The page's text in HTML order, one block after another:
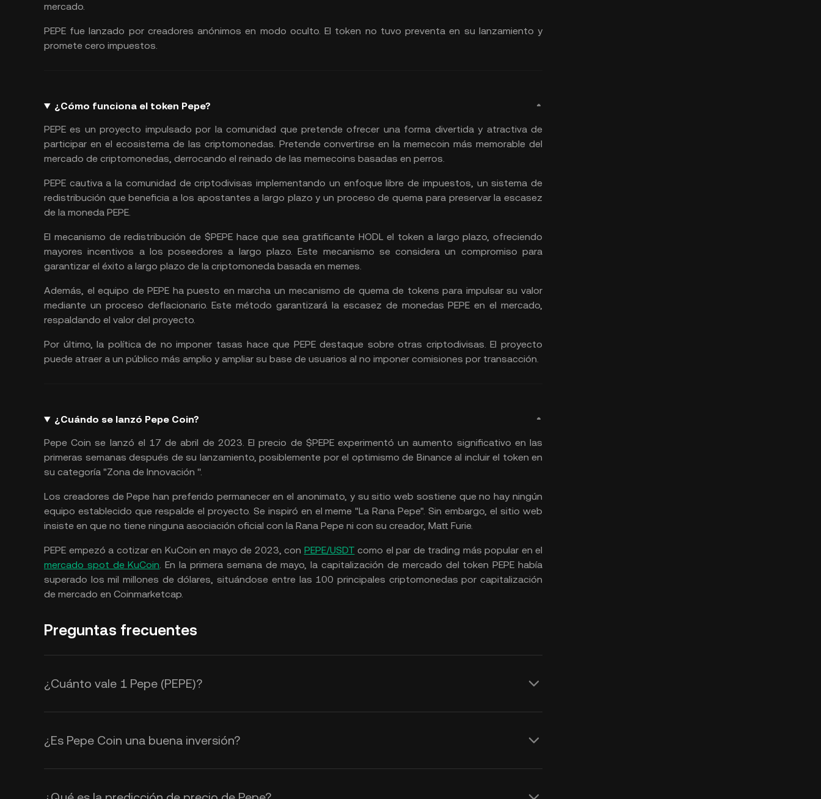
mercado.
PEPE fue lanzado por creadores anónimos en modo oculto. El token no tuvo preventa en su lanzamiento y
promete cero impuestos.
¿Cómo funciona el token Pepe?
PEPE es un proyecto impulsado por la comunidad que pretende ofrecer una forma divertida y atractiva de
participar en el ecosistema de las criptomonedas. Pretende convertirse en la memecoin más memorable del
mercado de criptomonedas, derrocando el reinado de las memecoins basadas en perros.
PEPE cautiva a la comunidad de criptodivisas implementando un enfoque libre de impuestos, un sistema de
redistribución que beneficia a los apostantes a largo plazo y un proceso de quema para preservar la escasez
de la moneda PEPE.
El mecanismo de redistribución de $PEPE hace que sea gratificante HODL el token a largo plazo, ofreciendo
mayores incentivos a los poseedores a largo plazo. Este mecanismo se considera un compromiso para
garantizar el éxito a largo plazo de la criptomoneda basada en memes.
Además, el equipo de PEPE ha puesto en marcha un mecanismo de quema de tokens para impulsar su valor
mediante un proceso deflacionario. Este método garantizará la escasez de monedas PEPE en el mercado,
respaldando el valor del proyecto.
Por último, la política de no imponer tasas hace que PEPE destaque sobre otras criptodivisas. El proyecto
puede atraer a un público más amplio y ampliar su base de usuarios al no imponer comisiones por transacción.
¿Cuándo se lanzó Pepe Coin?
Pepe Coin se lanzó el 17 de abril de 2023. El precio de $PEPE experimentó un aumento significativo en las
primeras semanas después de su lanzamiento, posiblemente por el optimismo de Binance al incluir el token en
su categoría "Zona de Innovación ''.
Los creadores de Pepe han preferido permanecer en el anonimato, y su sitio web sostiene que no hay ningún
equipo establecido que respalde el proyecto. Se inspiró en el meme "La Rana Pepe". Sin embargo, el sitio web
insiste en que no tiene ninguna asociación oficial con la Rana Pepe ni con su creador, Matt Furie.
PEPE empezó a cotizar en KuCoin en mayo de 2023, con PEPE/USDT como el par de trading más popular en el
mercado spot de KuCoin. En la primera semana de mayo, la capitalización de mercado del token PEPE había
superado los mil millones de dólares, situándose entre las 100 principales criptomonedas por capitalización
de mercado en Coinmarketcap.
Preguntas frecuentes
¿Cuánto vale 1 Pepe (PEPE)?
KuCoin proporciona actualizaciones de precios de USD en tiempo real para
Pepe (PEPE). El valor de Pepe se ve afectado por la oferta y la demanda, así
¿Es Pepe Coin una buena inversión?
$PEPE es unacriptomonedabasada en memes que carece de valor
inherente o previsión de ganancias monetarias. Al carecer de un equipo